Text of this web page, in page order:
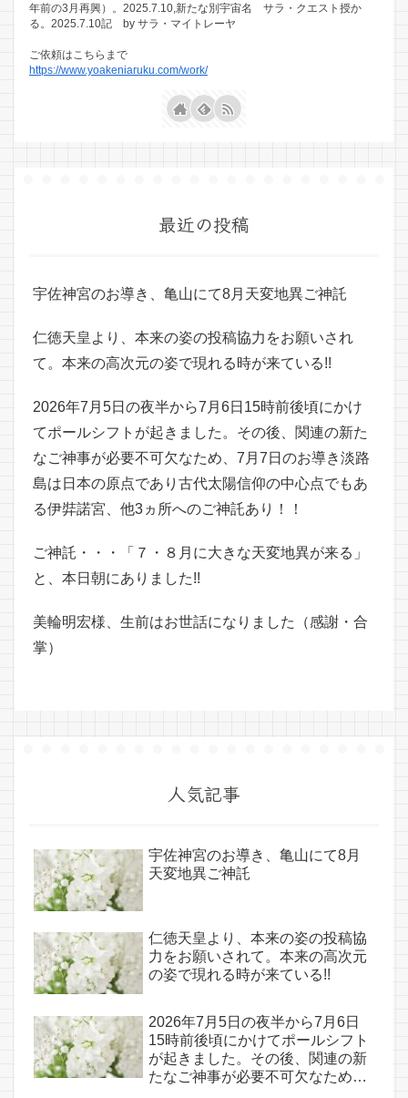
年前の3月再興）。2025.7.10,新たな別宇宙名 サラ・クエスト授か
る。2025.7.10記 by サラ・マイトレーヤ
ご依頼はこちらまで
https://www.yoakeniaruku.com/work/
最近の投稿
宇佐神宮のお導き、亀山にて8月天変地異ご神託
仁徳天皇より、本来の姿の投稿協力をお願いされ
て。本来の高次元の姿で現れる時が来ている!!
2026年7月5日の夜半から7月6日15時前後頃にかけ
てポールシフトが起きました。その後、関連の新た
なご神事が必要不可欠なため、7月7日のお導き淡路
島は日本の原点であり古代太陽信仰の中心点でもあ
る伊弉諾宮、他3ヵ所へのご神託あり！！
ご神託・・・「７・８月に大きな天変地異が来る」
と、本日朝にありました!!
美輪明宏様、生前はお世話になりました（感謝・合
掌）
人気記事
宇佐神宮のお導き、亀山にて8月
天変地異ご神託
仁徳天皇より、本来の姿の投稿協
力をお願いされて。本来の高次元
の姿で現れる時が来ている!!
2026年7月5日の夜半から7月6日
15時前後頃にかけてポールシフト
が起きました。その後、関連の新
たなご神事が必要不可欠なため、